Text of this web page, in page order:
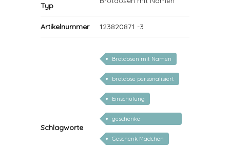
Typ
Artikelnummer 123820871 -3
Schlagworte
Brotdosen mit Namen
brotdose personalisiert
Einschulung
geschenke
personalisiert kinder
Geschenk Mädchen